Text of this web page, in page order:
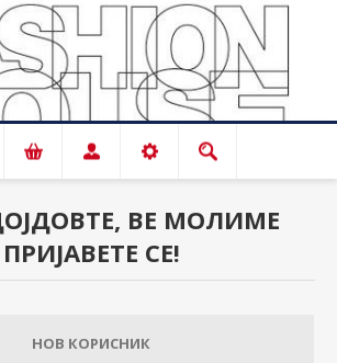
ВЕ МОЛИМЕ
ПРИЈАВЕТЕ СЕ!
НОВ КОРИСНИК